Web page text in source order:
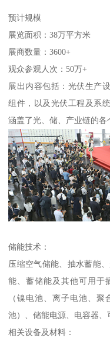
预计规模
展览面积：38万平方米
展商数量：3600+
观众参观人次：50万+
展出内容包括：光伏生产
组件，以及光伏工程及系
涵盖了光、储、产业链的各
储能技术：
压缩空气储能、抽水蓄能
能、蓄储能及其他可用于
（镍电池、离子电池、
池）、储能电源、电容器
相关设备及材料：